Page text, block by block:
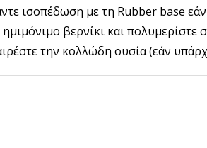
ισοπέδωση με τη Rubber base εάν
βερνίκι και πολυμερίστε
την κολλώδη ουσία (εάν